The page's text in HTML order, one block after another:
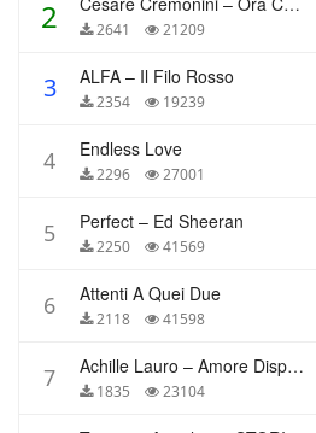
2 2641 21209
3 ALFA – Il Filo Rosso
2354 19239
4 Endless Love
2296 27001
5 Perfect – Ed Sheeran
2250 41569
6 Attenti A Quei Due
2118 41598
7 Achille Lauro – Amore Disperato
1835 23104